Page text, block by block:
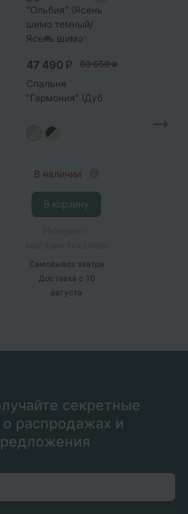
47 490 P 63 650 P
Спальня
"Гармония" (Дуб
крафт белый)
В наличии
В корзину
Самовывоз завтра
Доставка с 10
августа
секретные
распродажах и